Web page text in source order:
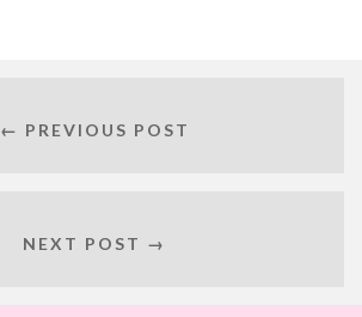
← PREVIOUS POST
NEXT POST →